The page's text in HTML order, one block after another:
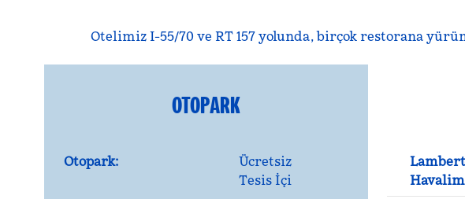
Otelimiz I-55/70 ve RT 157 yolunda, birçok restorana
OTOPARK
Otopark:
Ücretsiz
Tesis İçi